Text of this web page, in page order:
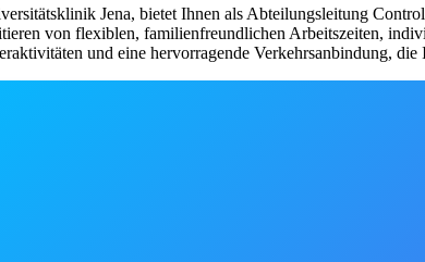
Jena, bietet Ihnen als Abteilungsleitung
von flexiblen, familienfreundlichen Arbeitszeiten,
und eine hervorragende Verkehrsanbindung,